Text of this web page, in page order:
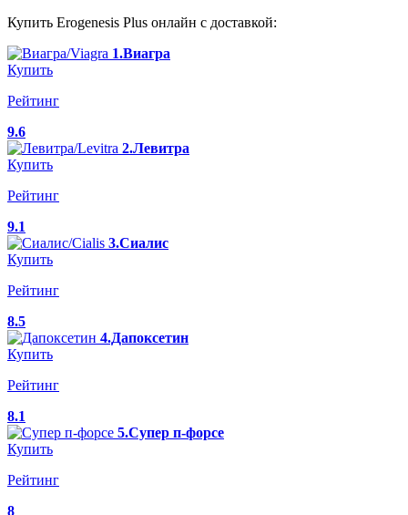
Купить Erogenesis Plus онлайн с доставкой:
1.Виагра
Купить
Рейтинг
9.6
2.Левитра
Купить
Рейтинг
9.1
3.Сиалис
Купить
Рейтинг
8.5
4.Дапоксетин
Купить
Рейтинг
8.1
5.Супер п-форсе
Купить
Рейтинг
8